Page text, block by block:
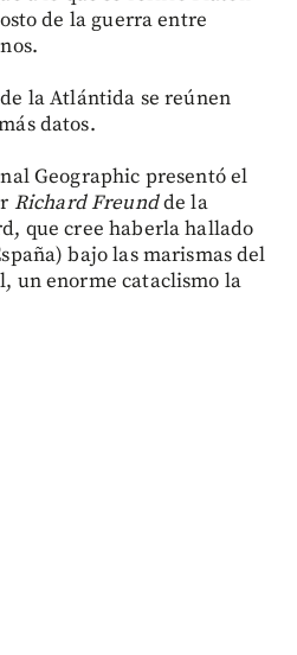
de la guerra entre
la Atlántida se reúnen
datos.
Geographic presentó el
RichardFreundde la
que cree haberla hallado
bajo las marismas del
un enorme cataclismo la